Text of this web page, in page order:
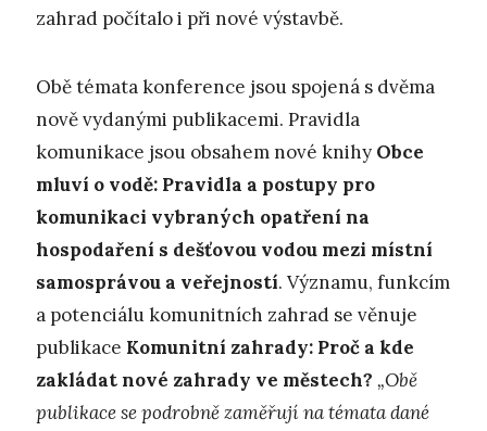
zahrad počítalo i při nové výstavbě.
Obě témata konference jsou spojená s dvěma
nově vydanými publikacemi. Pravidla
komunikace jsou obsahem nové knihy Obce
mluví o vodě: Pravidla a postupy pro
komunikaci vybraných opatření na
hospodaření s dešťovou vodou mezi místní
samosprávou a veřejností. Významu, funkcím
a potenciálu komunitních zahrad se věnuje
publikace Komunitní zahrady: Proč a kde
zakládat nové zahrady ve městech? „Obě
publikace se podrobně zaměřují na témata dané